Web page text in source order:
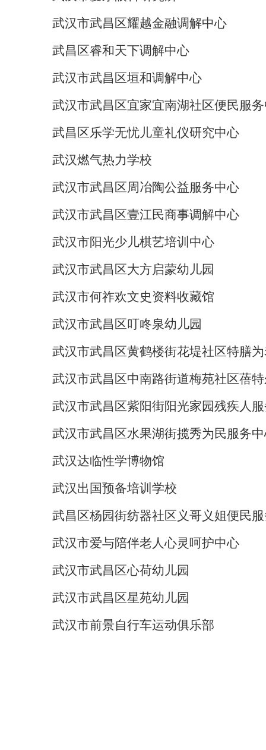
武汉市武昌区耀越金融调解中心
武昌区睿和天下调解中心
武汉市武昌区垣和调解中心
武汉市武昌区宜家宜南湖社区便民服
武昌区乐学无忧儿童礼仪研究中心
武汉燃气热力学校
武汉市武昌区周冶陶公益服务中心
武汉市武昌区壹江民商事调解中心
武汉市阳光少儿棋艺培训中心
武汉市武昌区大方启蒙幼儿园
武汉市何祚欢文史资料收藏馆
武汉市武昌区叮咚泉幼儿园
武汉市武昌区黄鹤楼街花堤社区特膳
武汉市武昌区中南路街道梅苑社区蓓
武汉市武昌区紫阳街阳光家园残疾人
武汉市武昌区水果湖街揽秀为民服务
武汉达临性学博物馆
武汉出国预备培训学校
武昌区杨园街纺器社区义哥义姐便民
武汉市爱与陪伴老人心灵呵护中心
武汉市武昌区心荷幼儿园
武汉市武昌区星苑幼儿园
武汉市前景自行车运动俱乐部